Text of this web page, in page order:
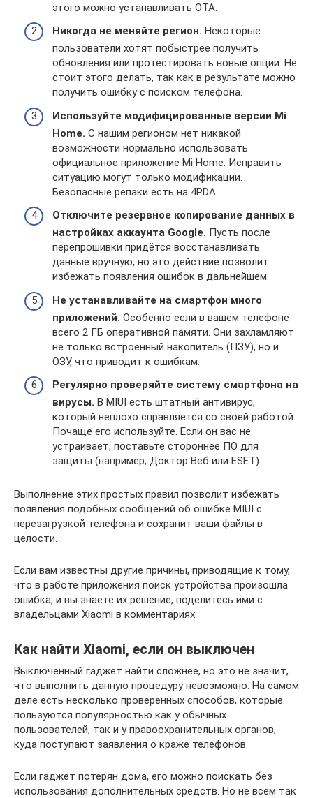
этого можно устанавливать ОТА.
Никогда не меняйте регион. Некоторые
пользователи хотят побыстрее получить
обновления или протестировать новые опции. Не
стоит этого делать, так как в результате можно
получить ошибку с поиском телефона.
Используйте модифицированные версии Mi
Home. С нашим регионом нет никакой
возможности нормально использовать
официальное приложение Mi Home. Исправить
ситуацию могут только модификации.
Безопасные репаки есть на 4PDA.
Отключите резервное копирование данных в
настройках аккаунта Google. Пусть после
перепрошивки придётся восстанавливать
данные вручную, но это действие позволит
избежать появления ошибок в дальнейшем.
Не устанавливайте на смартфон много
приложений. Особенно если в вашем телефоне
всего 2 ГБ оперативной памяти. Они захламляют
не только встроенный накопитель (ПЗУ), но и
ОЗУ, что приводит к ошибкам.
Регулярно проверяйте систему смартфона на
вирусы. В MIUI есть штатный антивирус,
который неплохо справляется со своей работой.
Почаще его используйте. Если он вас не
устраивает, поставьте стороннее ПО для
защиты (например, Доктор Веб или ESET).
Выполнение этих простых правил позволит избежать
появления подобных сообщений об ошибке MIUI с
перезагрузкой телефона и сохранит ваши файлы в
целости.
Если вам известны другие причины, приводящие к тому,
что в работе приложения поиск устройства произошла
ошибка, и вы знаете их решение, поделитесь ими с
владельцами Xiaomi в комментариях.
Как найти Xiaomi, если он выключен
Выключенный гаджет найти сложнее, но это не значит,
что выполнить данную процедуру невозможно. На самом
деле есть несколько проверенных способов, которые
пользуются популярностью как у обычных
пользователей, так и у правоохранительных органов,
куда поступают заявления о краже телефонов.
Если гаджет потерян дома, его можно поискать без
использования дополнительных средств. Но не всем так